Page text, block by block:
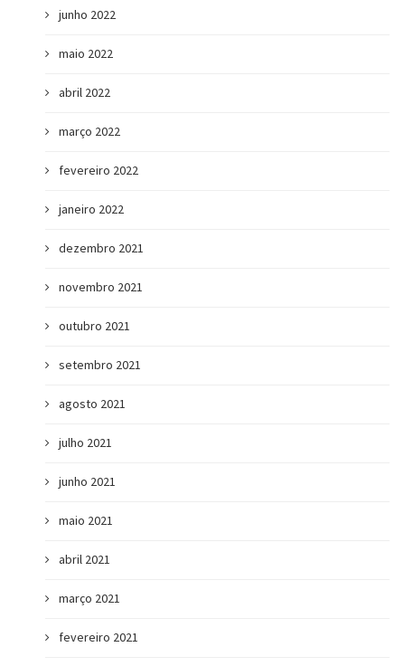
junho 2022
maio 2022
abril 2022
março 2022
fevereiro 2022
janeiro 2022
dezembro 2021
novembro 2021
outubro 2021
setembro 2021
agosto 2021
julho 2021
junho 2021
maio 2021
abril 2021
março 2021
fevereiro 2021